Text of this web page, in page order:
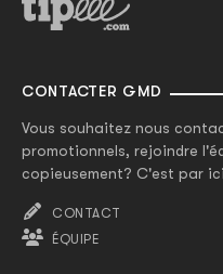
CONTACTER GMD
Vous souhaitez nous
promotionnels, rejoindre
copieusement? C'est par
CONTACT
ÉQUIPE